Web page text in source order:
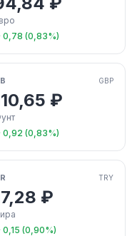
0,78 (0,83%)
GBP
₽
0,92 (0,83%)
TRY
₽
0,15 (0,90%)